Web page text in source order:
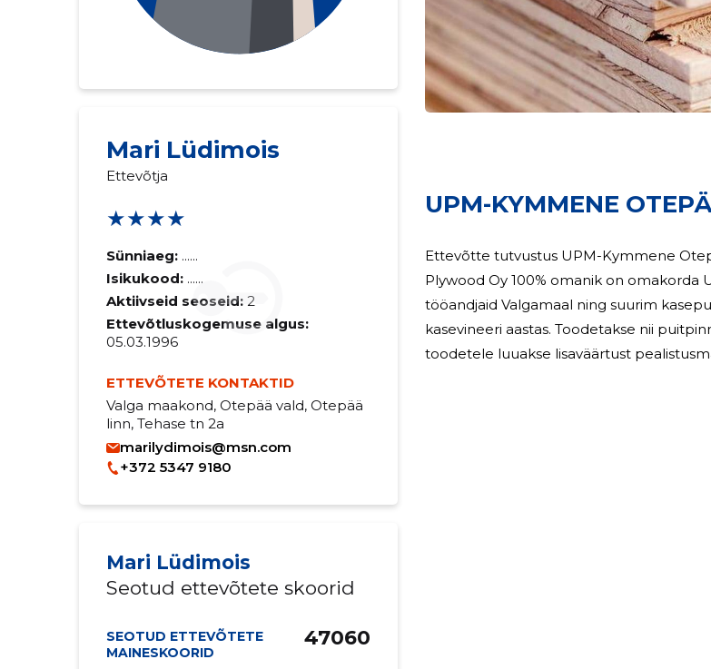
Mari Lüdimois
Ettevõtja
★★★★
Sünniaeg: ......
Isikukood: ......
Aktiivseid seoseid: 2
Ettevõtluskogemuse algus:
05.03.1996
ETTEVÕTETE KONTAKTID
Valga maakond, Otepää vald, Otepää
linn, Tehase tn 2a
marilydimois@msn.com
+372 5347 9180
Mari Lüdimois
Seotud ettevõtete skoorid
SEOTUD ETTEVÕTETE
MAINESKOORID
47060
UPM-KYMMENE
Ettevõtte tutvustus UPM-Kymmene Otepää OÜ on UPM Plywood Oy 100% tütarettevõte. UPM
Plywood Oy 100% omanik on omakorda UPM-
tööandjaid Valgamaal ning suurim kasepuidu väärindaja Eestis.
kasevineeri aastas. Toodetakse nii puitpinnaga
toodetele luuakse lisaväärtust